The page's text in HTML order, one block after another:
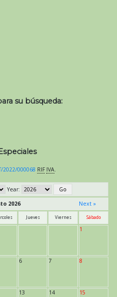
su búsqueda:
2022/000068 RIF IVA.
Year:
2026 Next »
Jueves Viernes Sábado
1
6 7 8
13 14 15